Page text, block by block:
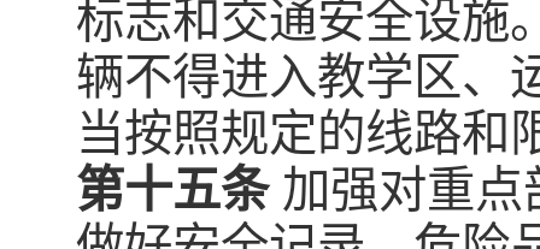
标志和交通安全设施
辆不得进入教学区、
当按照规定的线路和
第十五条加强对重点